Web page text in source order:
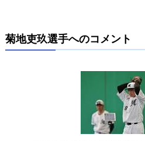
菊地吏玖選手へのコメント